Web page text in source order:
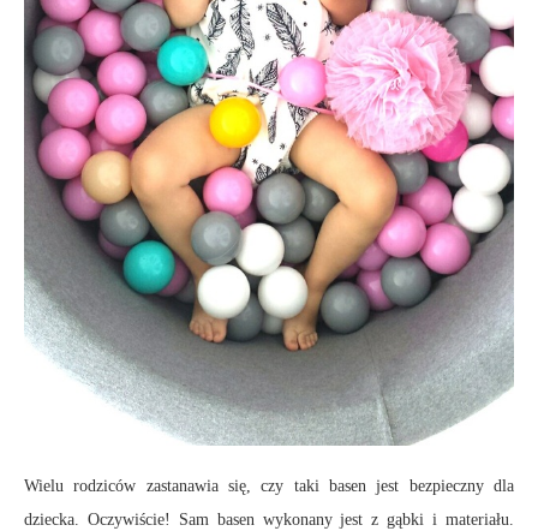
Wielu rodziców zastanawia się, czy taki basen jest bezpieczny dla
dziecka. Oczywiście! Sam basen wykonany jest z gąbki i materiału.